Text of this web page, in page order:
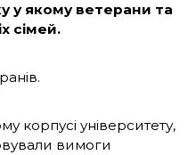
у якому ветерани та
сімей.
корпусі університету,
вимоги